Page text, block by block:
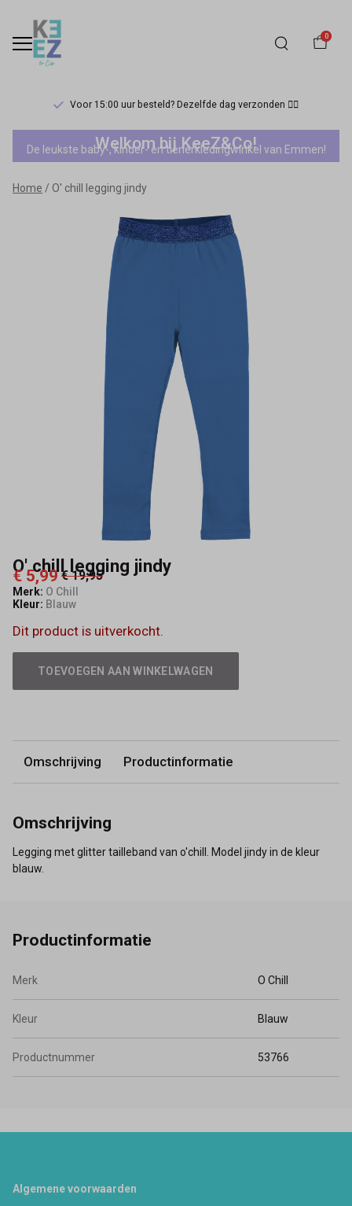
0
Voor 15:00 uur besteld? Dezelfde dag verzonden 🏃‍♀️
O'
chill
legging
Keez&Co
Welkom bij KeeZ&Co!
De leukste baby-, kinder- en tienerkledingwinkel van Emmen!
Home O' chill legging jindy
O' chill legging jindy
€ 5,99 € 19,95
Merk: O Chill
Kleur: Blauw
Dit product is uitverkocht.
TOEVOEGEN AAN WINKELWAGEN
Omschrijving Productinformatie
Omschrijving
Legging met glitter tailleband van o'chill. Model jindy in de kleur
blauw.
Productinformatie
Merk O Chill
Kleur Blauw
Productnummer 53766
Footer
Algemene voorwaarden